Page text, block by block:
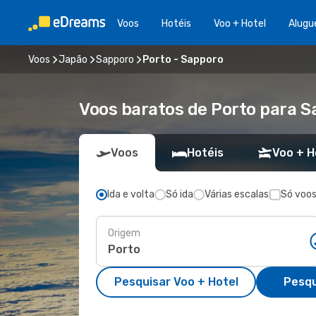
Voos Hotéis Voo + Hotel
Voos Japão Sapporo Porto - Sapporo
Voos baratos de Porto para
Voos Hotéis Voo +
Ida e volta Só ida Várias escalas Só
Origem
Pesquisar Voo + Hotel